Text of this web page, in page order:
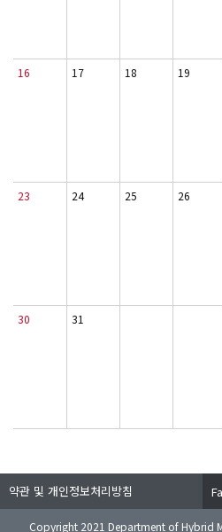
16 17 18 19
23 24 25 26
30 31
약관 및 개인정보처리방침
Copyright 2021 Department of Hybrid